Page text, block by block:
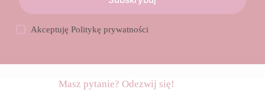
AkceptujęPolitykę prywatności
Masz pytanie? Odezwij się!